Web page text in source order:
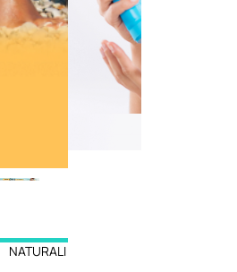
NATURALI